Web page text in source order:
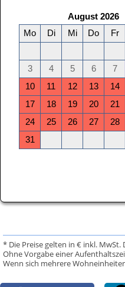
* Die Preise gelten in € inkl.
Ohne Vorgabe einer
Wenn sich mehrere